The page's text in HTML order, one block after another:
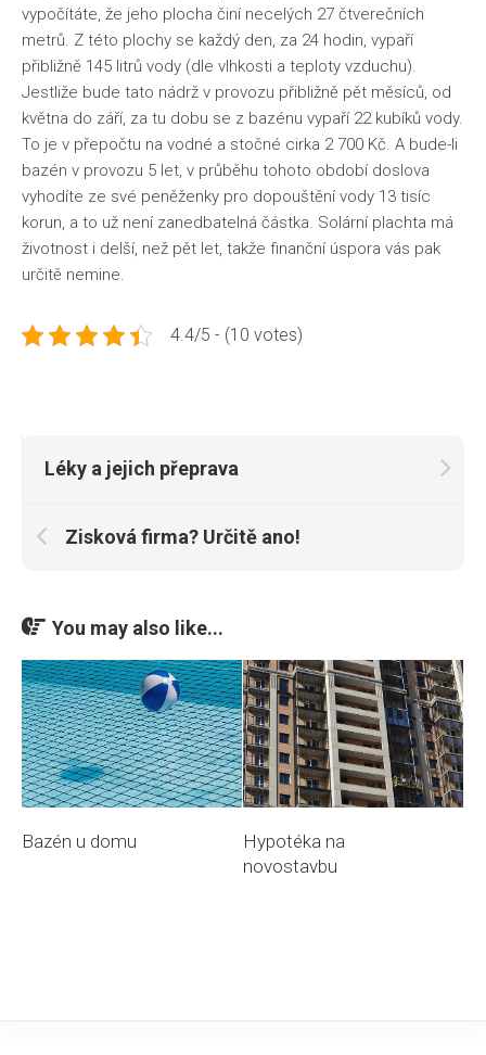
vypočítáte, že jeho plocha činí necelých 27 čtverečních
metrů. Z této plochy se každý den, za 24 hodin, vypaří
přibližně 145 litrů vody (dle vlhkosti a teploty vzduchu).
Jestliže bude tato nádrž v provozu přibližně pět měsíců, od
května do září, za tu dobu se z bazénu vypaří 22 kubíků vody.
To je v přepočtu na vodné a stočné cirka 2 700 Kč. A bude-li
bazén v provozu 5 let, v průběhu tohoto období doslova
vyhodíte ze své peněženky pro dopouštění vody 13 tisíc
korun, a to už není zanedbatelná částka. Solární plachta má
životnost i delší, než pět let, takže finanční úspora vás pak
určitě nemine.
4.4/5 - (10 votes)
Léky a jejich přeprava
Zisková firma? Určitě ano!
You may also like...
Bazén u domu
Hypotéka na
novostavbu